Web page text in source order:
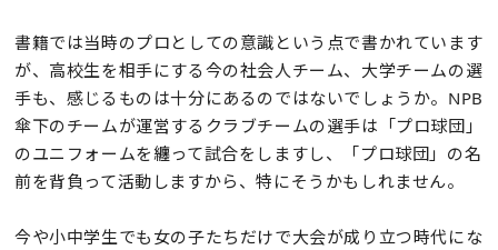
書籍では当時のプロとしての意識という点で書かれています
が、高校生を相手にする今の社会人チーム、大学チームの選
手も、感じるものは十分にあるのではないでしょうか。NPB
傘下のチームが運営するクラブチームの選手は「プロ球団」
のユニフォームを纏って試合をしますし、「プロ球団」の名
前を背負って活動しますから、特にそうかもしれません。
今や小中学生でも女の子たちだけで大会が成り立つ時代にな